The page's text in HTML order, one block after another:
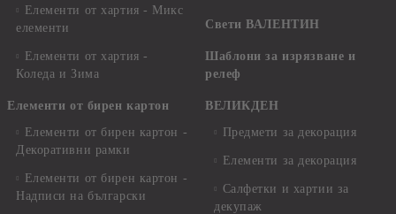
Елементи от хартия - Микс
елементи
Елементи от хартия -
Коледа и Зима
Елементи от бирен картон
Елементи от бирен картон -
Декоративни рамки
Елементи от бирен картон -
Надписи на български
Свети ВАЛЕНТИН
Шаблони за изрязване и
релеф
ВЕЛИКДЕН
Предмети за декорация
Елементи за декорация
Салфетки и хартии за
декупаж